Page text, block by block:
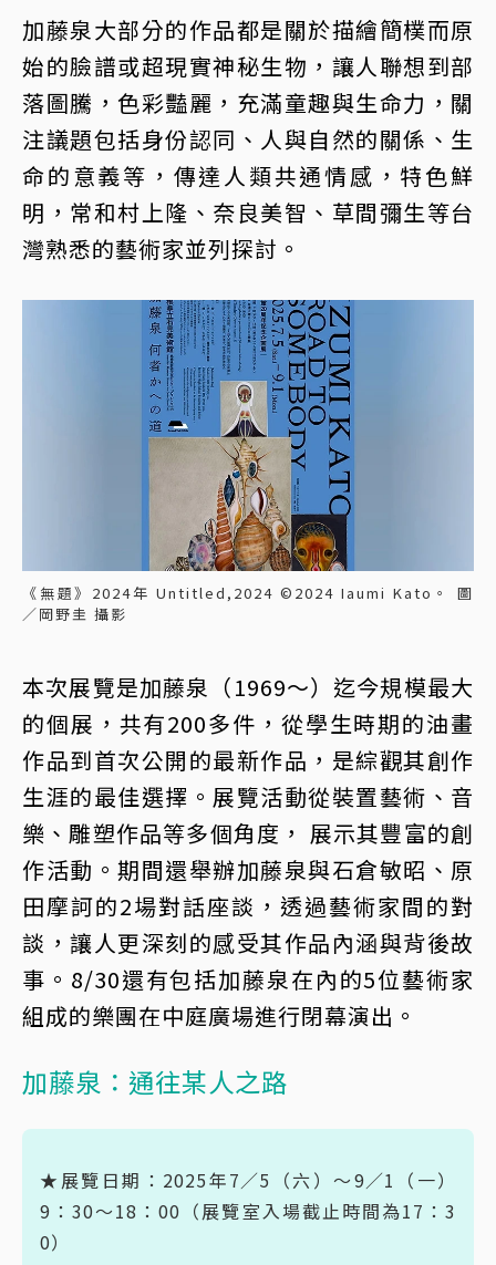
加藤泉大部分的作品都是關於描繪簡樸而原
始的臉譜或超現實神秘生物，讓人聯想到部
落圖騰，色彩豔麗，充滿童趣與生命力，關
注議題包括身份認同、人與自然的關係、生
命的意義等，傳達人類共通情感，特色鮮
明，常和村上隆、奈良美智、草間彌生等台
灣熟悉的藝術家並列探討。
《無題》2024年 Untitled,2024 ©2024 Iaumi Kato。 圖
／岡野圭 攝影
本次展覽是加藤泉（1969～）迄今規模最大
的個展，共有200多件，從學生時期的油畫
作品到首次公開的最新作品，是綜觀其創作
生涯的最佳選擇。展覽活動從裝置藝術、音
樂、雕塑作品等多個角度， 展示其豐富的創
作活動。期間還舉辦加藤泉與石倉敏昭、原
田摩訶的2場對話座談，透過藝術家間的對
談，讓人更深刻的感受其作品內涵與背後故
事。8/30還有包括加藤泉在內的5位藝術家
組成的樂團在中庭廣場進行閉幕演出。
加藤泉：通往某人之路
★ 展覽日期： 2025年7∕5（六）～9∕1（一）
9：30～18：00（展覽室入場截止時間為17：3
0）